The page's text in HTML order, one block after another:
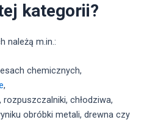
kategorii?
należą m.in.:
chemicznych,
,
chłodziwa,
obróbki metali, drewna czy